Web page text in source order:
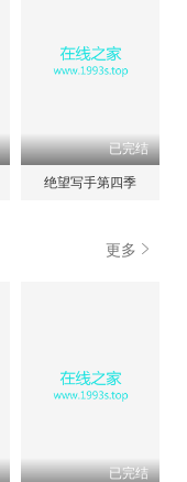
已完结
绝望写手第四季
更多
已完结